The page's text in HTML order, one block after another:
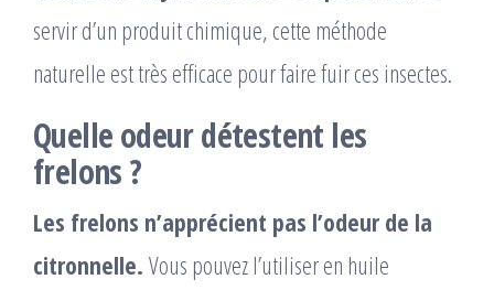
servir d’un produit chimique, cette méthode
naturelle est très efficace pour faire fuir ces insectes.
Quelle odeur détestent les
frelons ?
Les frelons n’apprécient pas l’odeur de la
citronnelle. Vous pouvez l’utiliser en huile